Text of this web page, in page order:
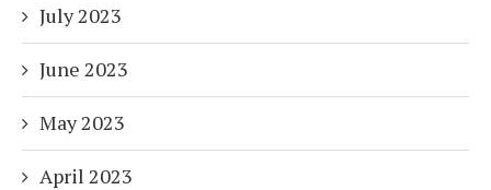
July 2023
June 2023
May 2023
April 2023